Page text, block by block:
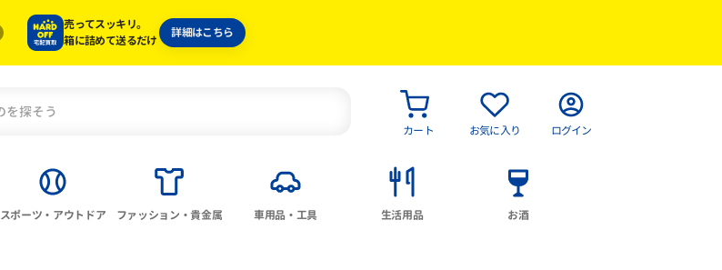
売ってスッキリ。
箱に詰めて送るだけ
詳細はこちら
カート お気に入り ログイン
スポーツ・アウトドア ファッション・貴金属 車用品・工具 生活用品 お酒